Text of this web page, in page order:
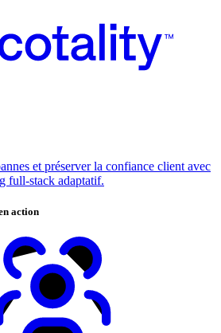
et préserver la confiance client avec
full-stack adaptatif.
action